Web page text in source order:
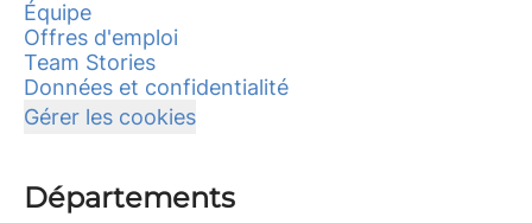
Équipe
Offres d'emploi
Team Stories
Données et confidentialité
Gérer les cookies
Départements